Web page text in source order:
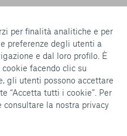
per finalità analitiche e per
preferenze degli utenti a
e dal loro profilo. È
facendo clic su
gli utenti possono accettare
“Accetta tutti i cookie”. Per
la nostra privacy
donazioni: cosa sapere e